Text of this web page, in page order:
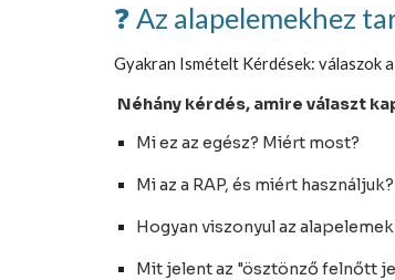
❓ Az alapelemekhez
Gyakran Ismételt Kérdések: válaszok
Néhány kérdés, amire választ
Mi ez az egész? Miért most?
Mi az a RAP, és miért használjuk?
Hogyan viszonyul az
Mit jelent az "ösztönző felnőtt